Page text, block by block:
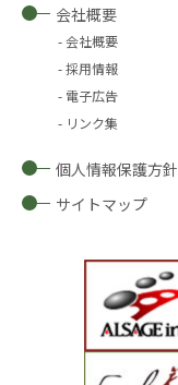
会社概要
会社概要
採用情報
電子広告
リンク集
個人情報保護方針
サイトマップ